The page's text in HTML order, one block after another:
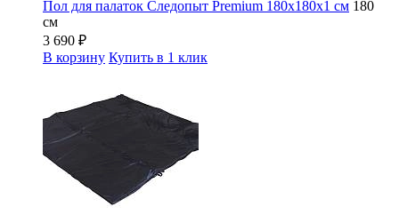
Пол для палаток Следопыт Premium 180х180х1 см 180
см
3 690 ₽
В корзину Купить в 1 клик